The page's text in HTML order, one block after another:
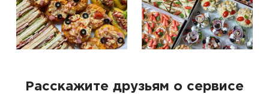
Расскажите друзьям о сервисе